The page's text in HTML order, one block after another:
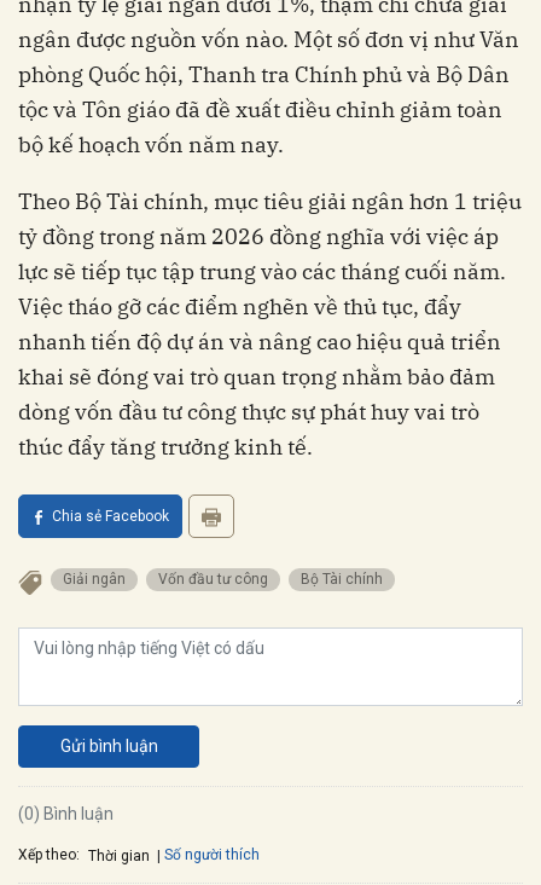
ngân được nguồn vốn nào. Một số đơn vị như Văn
phòng Quốc hội, Thanh tra Chính phủ và Bộ Dân
tộc và Tôn giáo đã đề xuất điều chỉnh giảm toàn
bộ kế hoạch vốn năm nay.
Theo Bộ Tài chính, mục tiêu giải ngân hơn 1 triệu
tỷ đồng trong năm 2026 đồng nghĩa với việc áp
lực sẽ tiếp tục tập trung vào các tháng cuối năm.
Việc tháo gỡ các điểm nghẽn về thủ tục, đẩy
nhanh tiến độ dự án và nâng cao hiệu quả triển
khai sẽ đóng vai trò quan trọng nhằm bảo đảm
dòng vốn đầu tư công thực sự phát huy vai trò
thúc đẩy tăng trưởng kinh tế.
Chia sẻ Facebook
Giải ngân Vốn đầu tư công Bộ Tài chính
Gửi bình luận
(0) Bình luận
Xếp theo: Thời gian Số người thích